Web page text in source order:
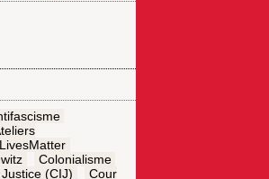
Colonialisme
(CIJ)
Cour